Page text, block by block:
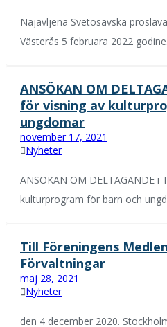
Najavljena Svetosavska
Västerås 5 februara 2022
ANSÖKAN OM
för visning av
ungdomar
november 17, 2021
Nyheter
ANSÖKAN OM DELTAGANDE i
kulturprogram för barn och
Till Föreningens
Förvaltningar
maj 28, 2021
Nyheter
den 4 december 2020.